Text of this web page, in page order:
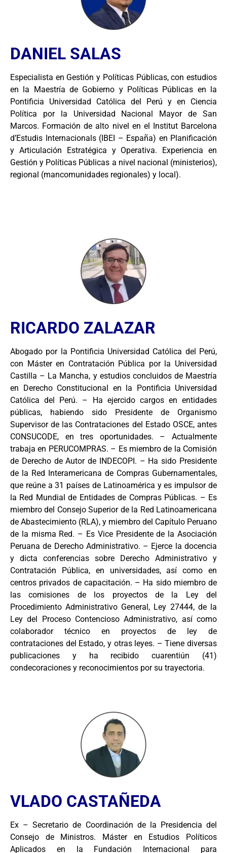
DANIEL SALAS
Especialista en Gestión y Políticas Públicas, con estudios
en la Maestría de Gobierno y Políticas Públicas en la
Pontificia Universidad Católica del Perú y en Ciencia
Política por la Universidad Nacional Mayor de San
Marcos. Formación de alto nivel en el Institut Barcelona
d’Estudis Internacionals (IBEI – España) en Planificación
y Articulación Estratégica y Operativa. Experiencia en
Gestión y Políticas Públicas a nivel nacional (ministerios),
regional (mancomunidades regionales) y local).
RICARDO ZALAZAR
Abogado por la Pontificia Universidad Católica del Perú,
con Máster en Contratación Pública por la Universidad
Castilla – La Mancha, y estudios concluidos de Maestría
en Derecho Constitucional en la Pontificia Universidad
Católica del Perú. – Ha ejercido cargos en entidades
públicas, habiendo sido Presidente de Organismo
Supervisor de las Contrataciones del Estado OSCE, antes
CONSUCODE, en tres oportunidades. – Actualmente
trabaja en PERUCOMPRAS. – Es miembro de la Comisión
de Derecho de Autor de INDECOPI. – Ha sido Presidente
de la Red Interamericana de Compras Gubernamentales,
que reúne a 31 países de Latinoamérica y es impulsor de
la Red Mundial de Entidades de Compras Públicas. – Es
miembro del Consejo Superior de la Red Latinoamericana
de Abastecimiento (RLA), y miembro del Capítulo Peruano
de la misma Red. – Es Vice Presidente de la Asociación
Peruana de Derecho Administrativo. – Ejerce la docencia
y dicta conferencias sobre Derecho Administrativo y
Contratación Pública, en universidades, así como en
centros privados de capacitación. – Ha sido miembro de
las comisiones de los proyectos de la Ley del
Procedimiento Administrativo General, Ley 27444, de la
Ley del Proceso Contencioso Administrativo, así como
colaborador técnico en proyectos de ley de
contrataciones del Estado, y otras leyes. – Tiene diversas
publicaciones y ha recibido cuarentiún (41)
condecoraciones y reconocimientos por su trayectoria.
VLADO CASTAÑEDA
Ex – Secretario de Coordinación de la Presidencia del
Consejo de Ministros. Máster en Estudios Políticos
Aplicados en la Fundación Internacional para